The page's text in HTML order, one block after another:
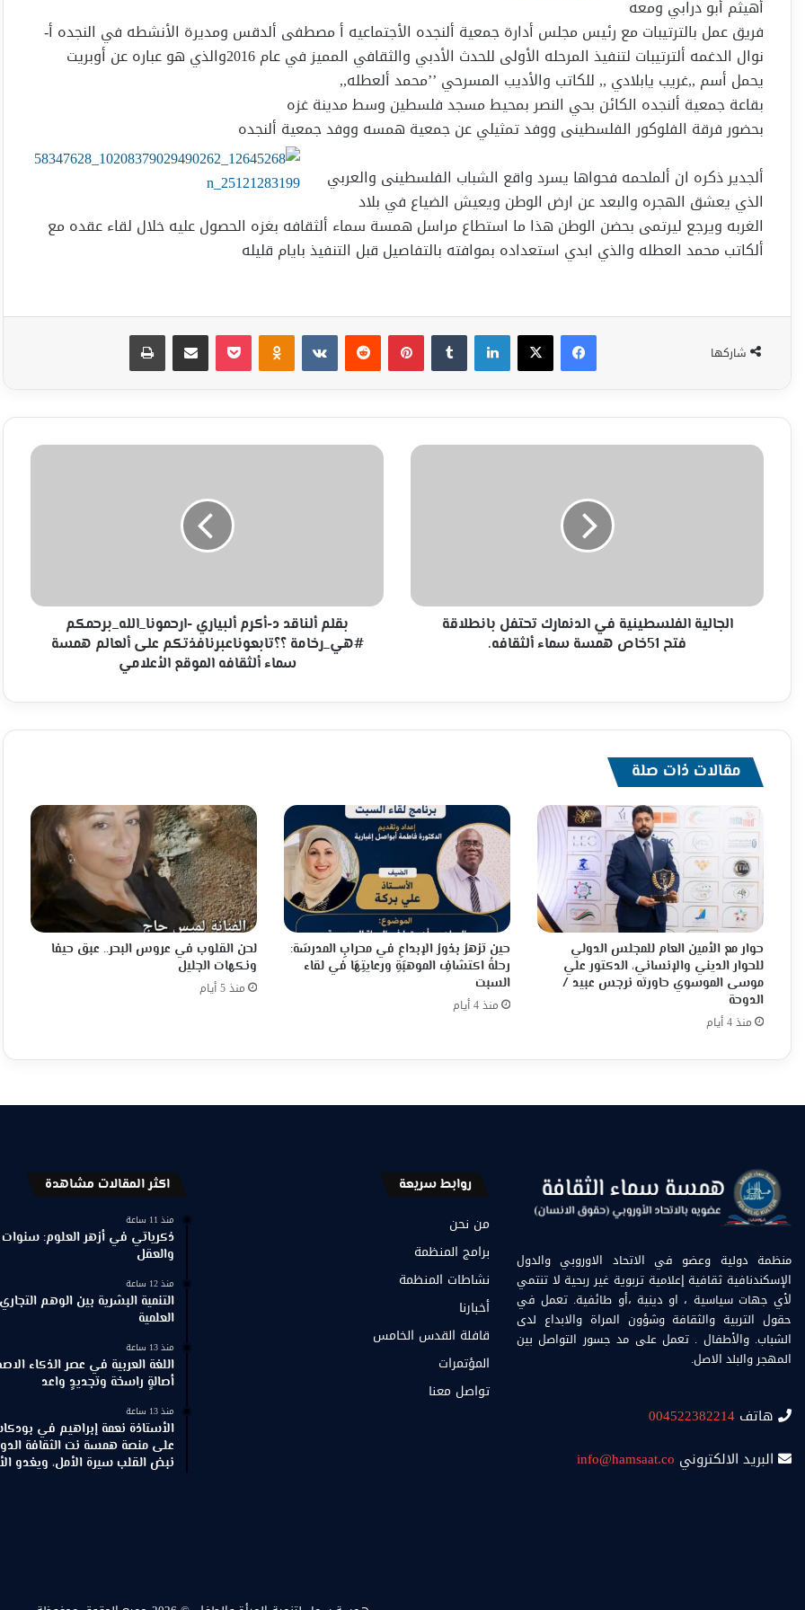
أهيثم أبو درابي ومعه
فريق عمل بالترتيبات مع رئيس مجلس أدارة جمعية ألنجده الأجتماعيه أ مصطفى ألدقس ومديرة الأنشطه في النجده أ-
نوال الدغمه ألترتيبات لتنفيذ المرحله الأولى للحدث الأدبي والثقافي المميز في عام 2016والذي هو عباره عن أوبريت
يحمل أسم ,,غريب يابلادي ,, للكاتب والأديب المسرحي ’’محمد ألعطله,,
بقاعة جمعية ألنجده الكائن بحي النصر بمحيط مسجد فلسطين وسط مدينة غزه
بحضور فرقة الفلوكور الفلسطينى ووفد تمثيلي عن جمعية همسه ووفد جمعية ألنجده
ألجدير ذكره ان ألملحمه فحواها يسرد واقع الشباب الفلسطينى والعربي
الذي يعشق الهجره والبعد عن ارض الوطن ويعيش الضياع في بلاد
الغربه ويرجع ليرتمى بحضن الوطن هذا ما استطاع مراسل همسة سماء ألثقافه بغزه الحصول عليه خلال لقاء عقده مع
ألكاتب محمد العطله والذي ابدي استعداده بموافته بالتفاصيل قبل التنفيذ بايام قليله
شاركها
فيسبوك‫X لينكدإن بينتيريست Odnoklassniki
‫Pocket مشاركة عبر البريد طباعة
الجالية
همسة
الجالية الفلسطينية في الدنمارك تحتفل بانطلاقة
فتح 51خاص همسة سماء ألثقافه.
بقلم
تابعوناعبرنافذتكم
ألعالم
ألثقافه
الأعلامي
بقلم ألناقد د-أكرم ألبياري -ارحمونا_الله_برحمكم
#هي_رخامة ؟؟تابعوناعبرنافذتكم على ألعالم همسة
سماء ألثقافه الموقع الأعلامي
مقالات ذات صلة
حوار مع الأمين العام للمجلس الدولي
للحوار الديني والإنساني، الدكتور علي
موسى الموسوي حاورته نرجس عبيد /
الدوحة
منذ 4 أيام
حين تزهرُ بذورُ الإبداعِ في محرابِ المدرسَة:
رحلةُ اكتشافِ الموهبَةِ ورعايتِهَا في لقاء
السبت
منذ 4 أيام
لحن القلوب في عروس البحر.. عبق حيفا
ونكهات الجليل
منذ 5 أيام
منظمة دولية وعضو في الاتحاد الاوروبي والدول
الإسكندنافية ثقافية إعلامية تربوية غير ربحية لا تنتمي
لأي جهات سياسية ، او دينية ،أو طائفية. تعمل في
حقول التربية والثقافة وشؤون المراة والابداع لدى
الشباب. والأطفال . تعمل على مد جسور التواصل بين
المهجر والبلد الاصل.
هاتف 004522382214
البريد الالكتروني info@hamsaat.co
روابط سريعة
من نحن
برامج المنظمة
نشاطات المنظمة
أخبارنا
قافلة القدس الخامس
المؤتمرات
تواصل معنا
اكثر المقالات مشاهدة
منذ 11 ساعة
ذكرياتي في أزهر العلوم:
والعقل
منذ 12 ساعة
التنمية البشرية بين الوهم
العلمية
منذ 13 ساعة
اللغة العربية في عصر الذكاء
أصالةٍ راسخة وتجديدٍ واعد
منذ 13 ساعة
الأستاذة نعمة إبراهيم في
على منصة همسة نت الثقافة
نبض القلب سيرة الأمل، ويغدو